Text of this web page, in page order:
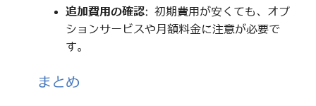
追加費用の確認: 初期費用が安くても、オプ
ションサービスや月額料金に注意が必要で
す。
まとめ